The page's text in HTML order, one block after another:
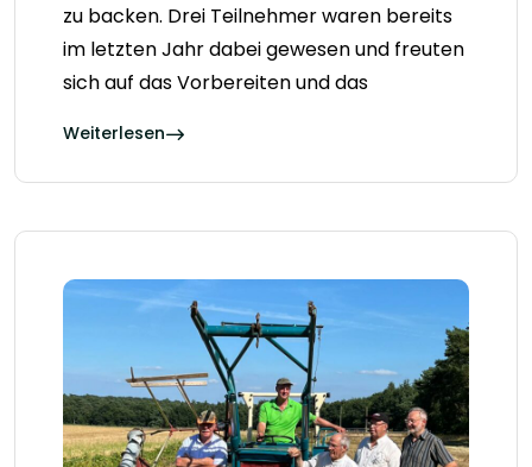
zu backen. Drei Teilnehmer waren bereits
im letzten Jahr dabei gewesen und freuten
sich auf das Vorbereiten und das
Weiterlesen